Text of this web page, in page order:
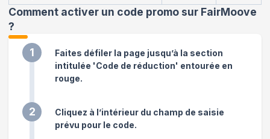
Comment activer un code promo sur FairMoove
?
1
Faites défiler la page jusqu’à la section
intitulée 'Code de réduction' entourée en
rouge.
2
Cliquez à l’intérieur du champ de saisie
prévu pour le code.